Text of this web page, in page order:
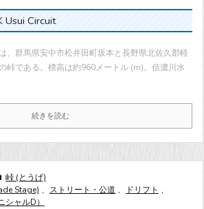
Usui Circuit
、群馬県安中市松井田町坂本と長野県北佐久郡軽
峠である。標高は約960メートル (m)。信濃川水
続きを読む
峠 (とうげ)
Stage) , ストリート・公道 , ドリフト ,
シャルD）